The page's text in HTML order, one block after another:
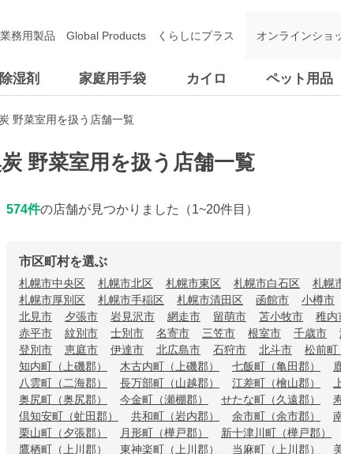
除湿剤 家庭用手袋 カイロ ペット用品
業務用製品 Global Products くらしにプラス オンラインショ
野菜室用を扱う店舗一覧
野菜室用を扱う店舗一覧
574件の店舗が見つかりました （1~20件目）
市区町村を選ぶ
札幌市中央区 札幌市北区 札幌市東区 札幌市白石区 札幌
札幌市厚別区
札幌市手稲区 札幌市清田区 函館市 小樽市
北見市
夕張市 岩見沢市 網走市 留萌市 苫小牧市 稚内
赤平市
紋別市 士別市 名寄市 三笠市 根室市 千歳市
登別市
恵庭市 伊達市 北広島市 石狩市 北斗市 松前町
知内町（上磯郡）
木古内町（上磯郡） 七飯町（亀田郡）
八雲町（二海郡）
長万部町（山越郡） 江差町（檜山郡）
奥尻町（奥尻郡）
今金町（瀬棚郡） せたな町（久遠郡）
倶知安町（虻田郡）
共和町（岩内郡） 余市町（余市郡）
栗山町（夕張郡）
月形町（樺戸郡） 新十津川町（樺戸郡）
鷹栖町（上川郡）
東神楽町（上川郡） 当麻町（上川郡）